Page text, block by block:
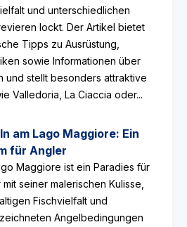
und unterschiedlichen
lockt. Der Artikel bietet
Tipps zu Ausrüstung,
sowie Informationen über
und stellt besonders attraktive
Valledoria, La Ciaccia oder...
am Lago Maggiore: Ein
für Angler
Maggiore ist ein Paradies für
seiner malerischen Kulisse,
Fischvielfalt und
Angelbedingungen